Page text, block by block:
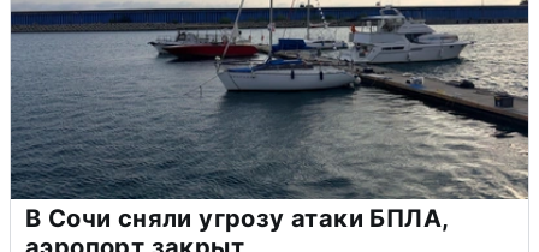
В Сочи сняли угрозу атаки БПЛА,